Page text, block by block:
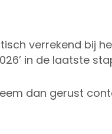
verrekend bij
in de laatste
dan gerust